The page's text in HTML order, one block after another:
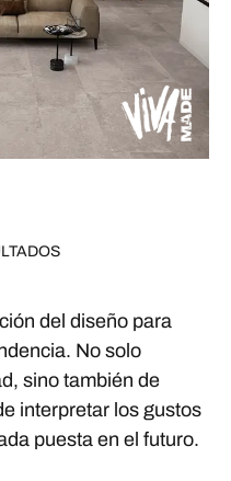
del diseño para
No solo
sino también de
interpretar los gustos
puesta en el futuro.